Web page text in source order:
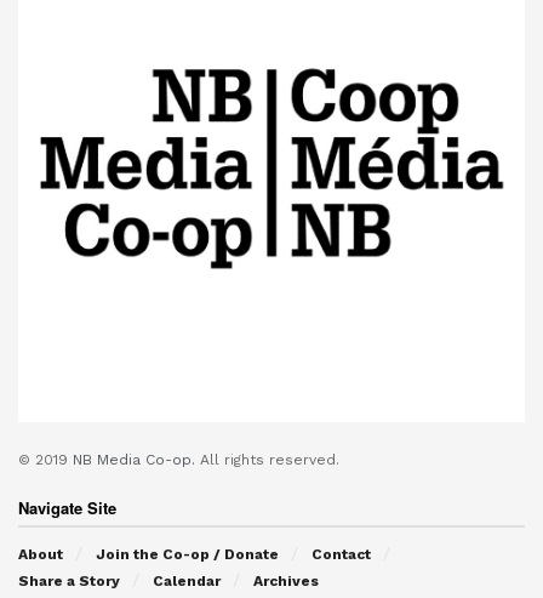
© 2019 NB Media Co-op. All rights reserved.
Navigate Site
About Join the Co-op / Donate
Contact
Share a Story
Calendar Archives